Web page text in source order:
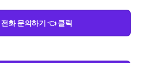
화 문의하기 👈 클릭